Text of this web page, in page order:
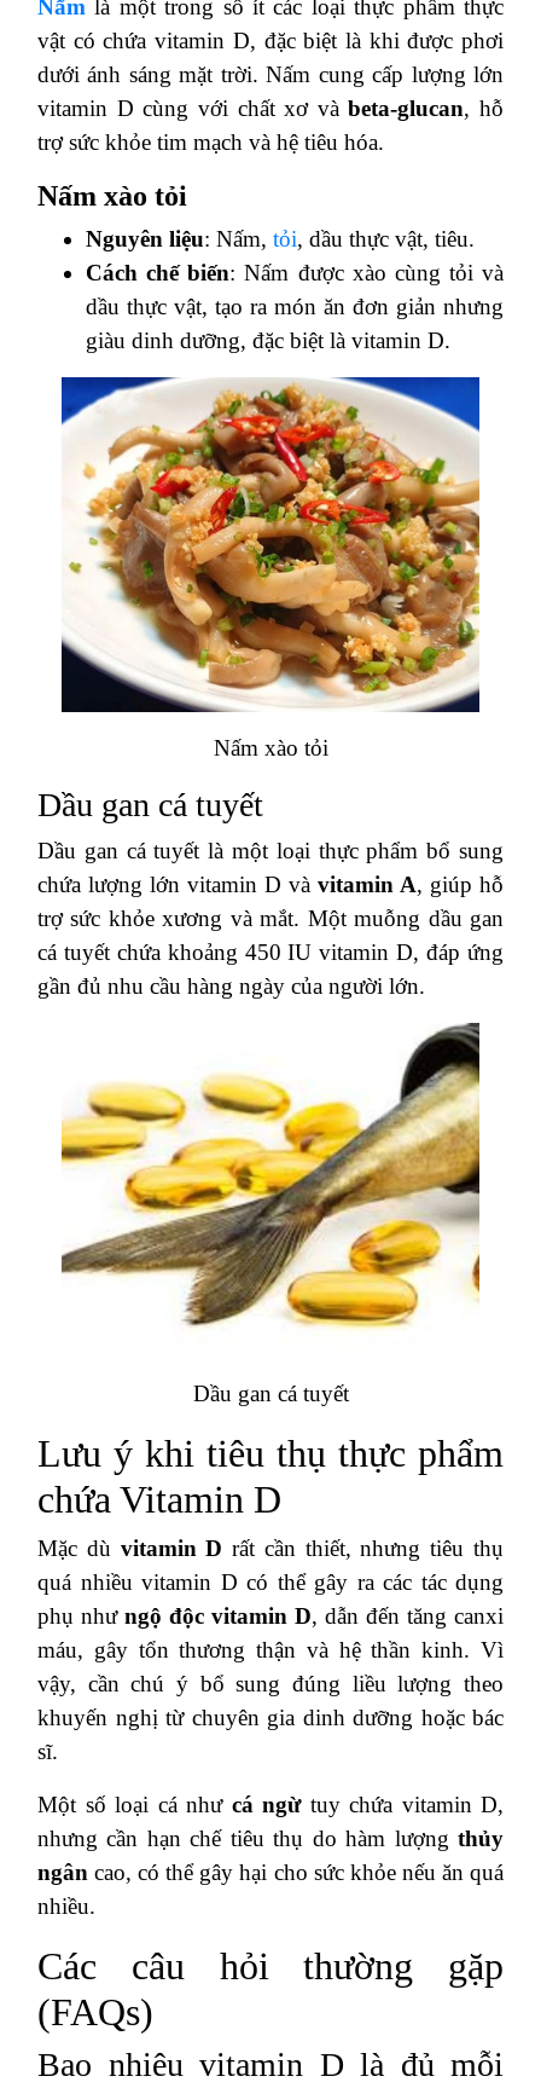
Nấm là một trong số ít các loại thực phẩm thực
vật có chứa vitamin D, đặc biệt là khi được phơi
dưới ánh sáng mặt trời. Nấm cung cấp lượng lớn
vitamin D cùng với chất xơ vàbeta-glucan, hỗ
trợ sức khỏe tim mạch và hệ tiêu hóa.
Nấm xào tỏi
Nguyên liệu: Nấm, tỏi, dầu thực vật, tiêu.
Cách chế biến: Nấm được xào cùng tỏi và
dầu thực vật, tạo ra món ăn đơn giản nhưng
giàu dinh dưỡng, đặc biệt là vitamin D.
Nấm xào tỏi
Dầu gan cá tuyết
Dầu gan cá tuyết là một loại thực phẩm bổ sung
chứa lượng lớn vitamin D và vitamin A, giúp hỗ
trợ sức khỏe xương và mắt. Một muỗng dầu gan
cá tuyết chứa khoảng 450 IU vitamin D, đáp ứng
gần đủ nhu cầu hàng ngày của người lớn.
Dầu gan cá tuyết
Lưu ý khi tiêu thụ thực phẩm
chứa Vitamin D
Mặc dù vitamin D rất cần thiết, nhưng tiêu thụ
quá nhiều vitamin D có thể gây ra các tác dụng
phụ như ngộ độc vitamin D, dẫn đến tăng canxi
máu, gây tổn thương thận và hệ thần kinh. Vì
vậy, cần chú ý bổ sung đúng liều lượng theo
khuyến nghị từ chuyên gia dinh dưỡng hoặc bác
sĩ.
Một số loại cá như cá ngừtuy chứa vitamin D,
nhưng cần hạn chế tiêu thụ do hàm lượng thủy
ngân cao, có thể gây hại cho sức khỏe nếu ăn quá
nhiều.
Các câu hỏi thường gặp
(FAQs)
Bao nhiêu vitamin D là đủ mỗi